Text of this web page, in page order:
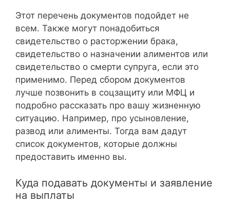
Этот перечень документов подойдет не
всем. Также могут понадобиться
свидетельство о расторжении брака,
свидетельство о назначении алиментов или
свидетельство о смерти супруга, если это
применимо. Перед сбором документов
лучше позвонить в соцзащиту или МФЦ и
подробно рассказать про вашу жизненную
ситуацию. Например, про усыновление,
развод или алименты. Тогда вам дадут
список документов, которые должны
предоставить именно вы.
Куда подавать документы и заявление
на выплаты